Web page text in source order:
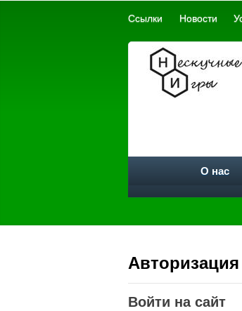
Ссылки Новости
О нас
Авторизация
Войти на сайт